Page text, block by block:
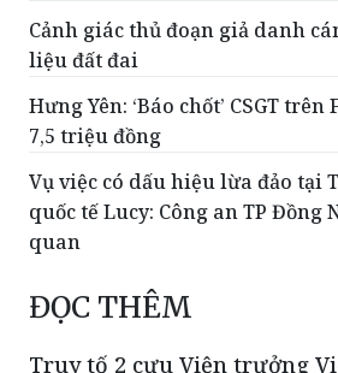
Cảnh giác thủ đoạn giả danh
liệu đất đai
Hưng Yên: ‘Báo chốt’ CSGT
7,5 triệu đồng
Vụ việc có dấu hiệu lừa đảo tại
quốc tế Lucy: Công an TP
quan
ĐỌC THÊM
Truy tố 2 cựu Viện trưởng